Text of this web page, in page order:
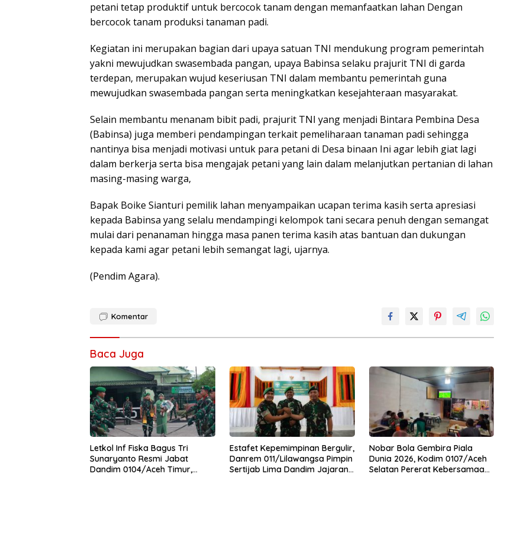
petani tetap produktif untuk bercocok tanam dengan memanfaatkan lahan Dengan
bercocok tanam produksi tanaman padi.
Kegiatan ini merupakan bagian dari upaya satuan TNI mendukung program pemerintah
yakni mewujudkan swasembada pangan, upaya Babinsa selaku prajurit TNI di garda
terdepan, merupakan wujud keseriusan TNI dalam membantu pemerintah guna
mewujudkan swasembada pangan serta meningkatkan kesejahteraan masyarakat.
Selain membantu menanam bibit padi, prajurit TNI yang menjadi Bintara Pembina Desa
(Babinsa) juga memberi pendampingan terkait pemeliharaan tanaman padi sehingga
nantinya bisa menjadi motivasi untuk para petani di Desa binaan Ini agar lebih giat lagi
dalam berkerja serta bisa mengajak petani yang lain dalam melanjutkan pertanian di lahan
masing-masing warga,
Bapak Boike Sianturi pemilik lahan menyampaikan ucapan terima kasih serta apresiasi
kepada Babinsa yang selalu mendampingi kelompok tani secara penuh dengan semangat
mulai dari penanaman hingga masa panen terima kasih atas bantuan dan dukungan
kepada kami agar petani lebih semangat lagi, ujarnya.
(Pendim Agara).
Komentar
Baca Juga
Letkol Inf Fiska Bagus Tri
Sunaryanto Resmi Jabat
Dandim 0104/Aceh Timur,
Estafet Kepemimpinan Bergulir,
Danrem 011/Lilawangsa Pimpin
Sertijab Lima Dandim Jajaran
Nobar Bola Gembira Piala
Dunia 2026, Kodim 0107/Aceh
Selatan Pererat Kebersamaan